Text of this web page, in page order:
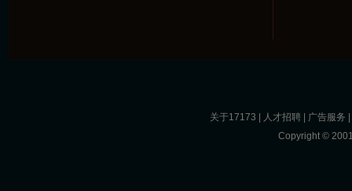
关于17173 人才招聘 广告服务
Copyright ©